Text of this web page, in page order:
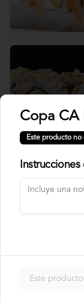
Copa CA
Este producto
Instrucciones
Este